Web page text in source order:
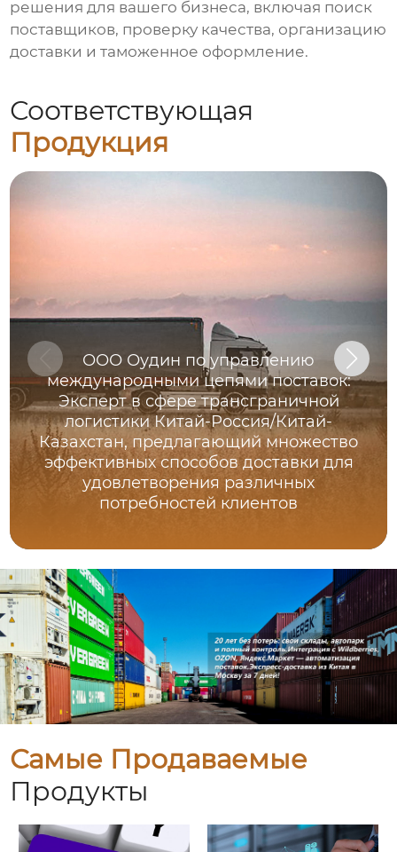
решения для вашего бизнеса, включая поиск
поставщиков, проверку качества, организацию
доставки и таможенное оформление.
Соответствующая
Продукция
ООО Оудин по управлению
международными цепями поставок:
Эксперт в сфере трансграничной
логистики Китай-Россия/Китай-
Казахстан, предлагающий множество
эффективных способов доставки для
удовлетворения различных
потребностей клиентов
Самые Продаваемые
Продукты